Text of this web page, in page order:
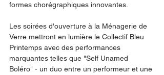
formes chorégraphiques innovantes.
Les soirées d'ouverture à la Ménagerie de
Verre mettront en lumière le Collectif Bleu
Printemps avec des performances
marquantes telles que "Self Unamed
Boléro" - un duo entre un performeur et une